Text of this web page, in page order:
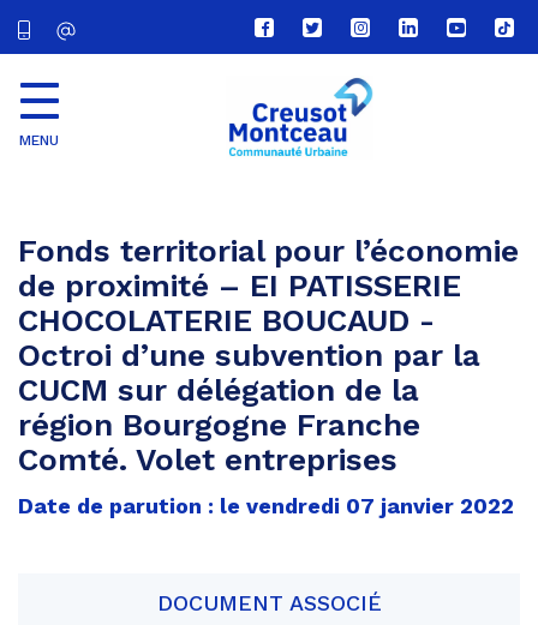
Lien
vers
compte
Facebook
Lien
vers
compte
Twitter
Lien
vers
le
compte
Lien
vers
Lien
vers
Lien
vers
MENU
Fonds territorial pour l’économie
de proximité – EI PATISSERIE
CHOCOLATERIE BOUCAUD -
Octroi d’une subvention par la
CUCM sur délégation de la
région Bourgogne Franche
Comté. Volet entreprises
Date de parution : le vendredi 07 janvier 2022
DOCUMENT ASSOCIÉ